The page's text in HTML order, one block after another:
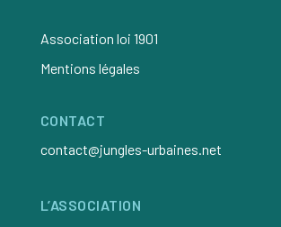
Association loi 1901
Mentions légales
CONTACT
contact@jungles-urbaines.net
L’ASSOCIATION